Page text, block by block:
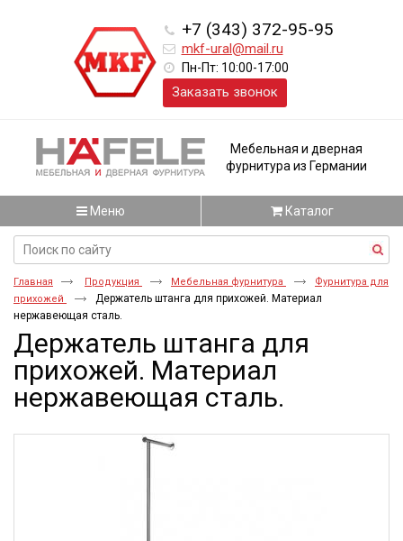
+7 (343) 372-95-95
mkf-ural@mail.ru
Пн-Пт: 10:00-17:00
Заказать звонок
Мебельная и дверная
фурнитура из Германии
Меню Каталог
Главная Продукция Мебельная фурнитура
Фурнитура для
прихожей
Держатель штанга для прихожей. Материал
нержавеющая сталь.
Держатель штанга для
прихожей. Материал
нержавеющая сталь.